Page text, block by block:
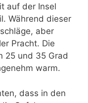
auf der Insel
Während dieser
aber
Pracht. Die
25 und 35 Grad
warm.
dass in den